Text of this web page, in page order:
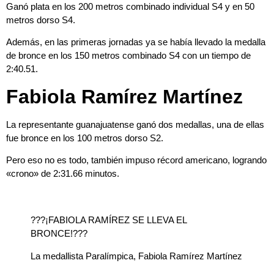
Ganó plata en los 200 metros combinado individual S4 y en 50
metros dorso S4.
Además, en las primeras jornadas ya se había llevado la medalla
de bronce en los 150 metros combinado S4 con un tiempo de
2:40.51.
Fabiola Ramírez Martínez
La representante guanajuatense ganó dos medallas, una de ellas
fue bronce en los 100 metros dorso S2.
Pero eso no es todo, también impuso récord americano, logrando
«crono» de 2:31.66 minutos.
???¡FABIOLA RAMÍREZ SE LLEVA EL
BRONCE!???
La medallista Paralímpica, Fabiola Ramírez Martínez